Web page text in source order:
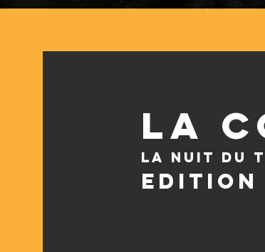
La
La nuit du
Edition